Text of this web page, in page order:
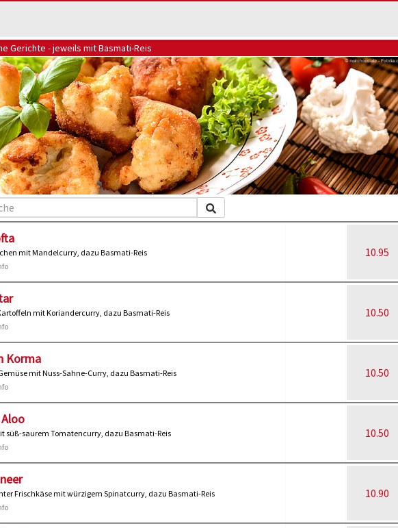
Gerichte - jeweils mit Basmati-Reis
mit Mandelcurry, dazu Basmati-Reis
10.95
mit Koriandercurry, dazu Basmati-Reis
10.50
Korma
mit Nuss-Sahne-Curry, dazu Basmati-Reis
10.50
süß-saurem Tomatencurry, dazu Basmati-Reis
10.50
Frischkäse mit würzigem Spinatcurry, dazu Basmati-Reis
10.90